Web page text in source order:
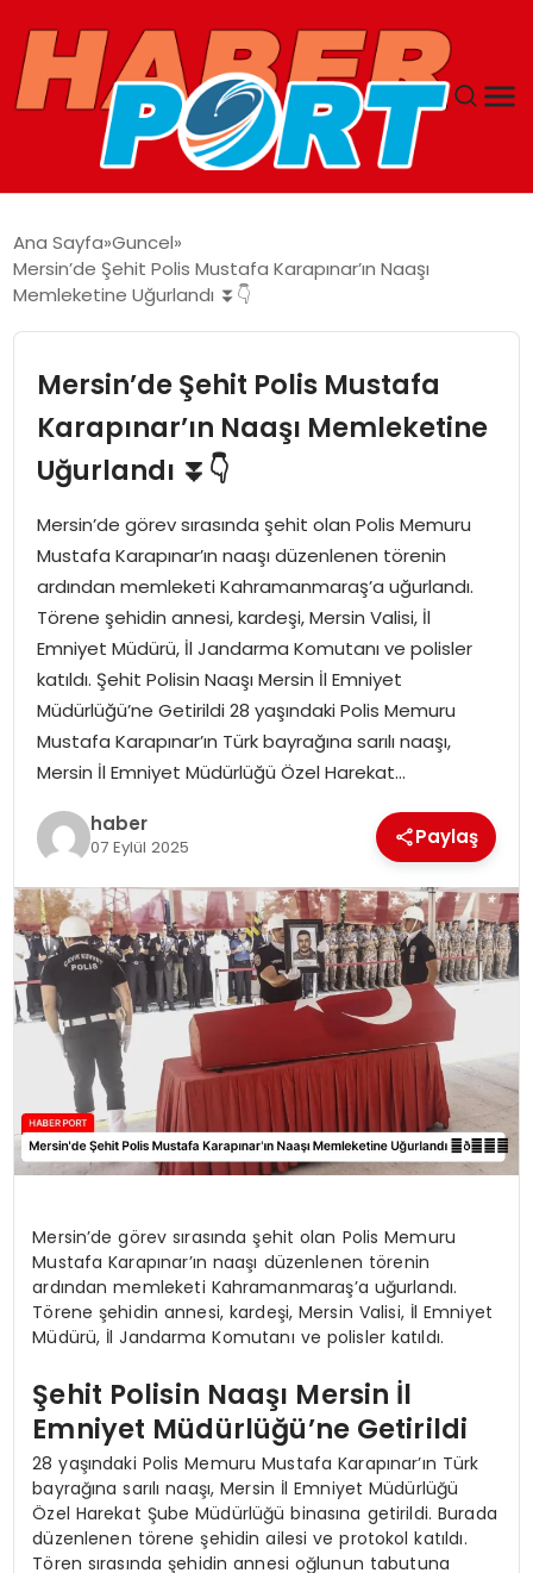
GUNCEL
SPOR
MAGAZIN
SPOR
EĞITIM
OTOMOBIL
TEKNOLOJI
EKONOMI
Ana Sayfa Guncel
Mersin’de Şehit Polis Mustafa Karapınar’ın Naaşı
Memleketine Uğurlandı ⏬👇
Mersin’de Şehit Polis Mustafa
Karapınar’ın Naaşı Memleketine
Uğurlandı ⏬👇
Mersin’de görev sırasında şehit olan Polis Memuru
Mustafa Karapınar’ın naaşı düzenlenen törenin
ardından memleketi Kahramanmaraş’a uğurlandı.
Törene şehidin annesi, kardeşi, Mersin Valisi, İl
Emniyet Müdürü, İl Jandarma Komutanı ve polisler
katıldı. Şehit Polisin Naaşı Mersin İl Emniyet
Müdürlüğü’ne Getirildi 28 yaşındaki Polis Memuru
Mustafa Karapınar’ın Türk bayrağına sarılı naaşı,
Mersin İl Emniyet Müdürlüğü Özel Harekat…
haber
07 Eylül 2025 Paylaş
Mersin’de görev sırasında şehit olan Polis Memuru
Mustafa Karapınar’ın naaşı düzenlenen törenin
ardından memleketi Kahramanmaraş’a uğurlandı.
Törene şehidin annesi, kardeşi, Mersin Valisi, İl Emniyet
Müdürü, İl Jandarma Komutanı ve polisler katıldı.
Şehit Polisin Naaşı Mersin İl
Emniyet Müdürlüğü’ne Getirildi
28 yaşındaki Polis Memuru Mustafa Karapınar’ın Türk
bayrağına sarılı naaşı, Mersin İl Emniyet Müdürlüğü
Özel Harekat Şube Müdürlüğü binasına getirildi. Burada
düzenlenen törene şehidin ailesi ve protokol katıldı.
Tören sırasında şehidin annesi oğlunun tabutuna